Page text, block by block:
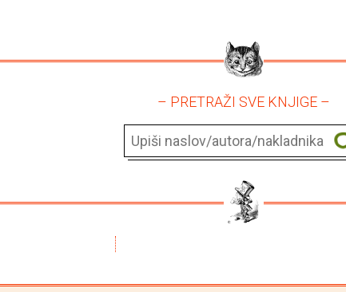
– PRETRAŽI SVE KNJIGE –